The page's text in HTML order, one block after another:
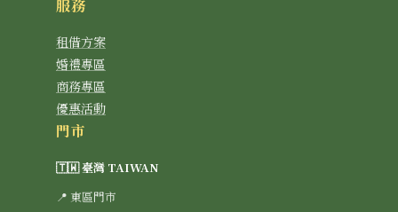
服務
租借方案
婚禮專區
商務專區
優惠活動
門市
🇹🇼 臺灣 TAIWAN
📍 東區門市